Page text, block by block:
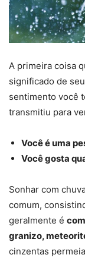
A primeira coisa
significado de
sentimento você
transmitiu para
Você é uma
Você gosta
Sonhar com
comum,
geralmente é
granizo,
cinzentas